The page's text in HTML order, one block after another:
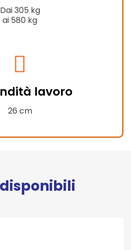
hanging
Dai 305 kg
ai 580 kg
compress-
alt
lavoro
26 cm